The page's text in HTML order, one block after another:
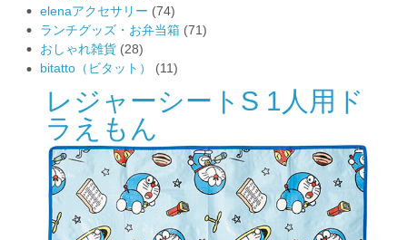
elenaアクセサリー (74)
ランチグッズ・お弁当箱 (71)
おしゃれ雑貨 (28)
bitatto（ビタット）
(11)
レジャーシートS 1人用ド
ラえもん